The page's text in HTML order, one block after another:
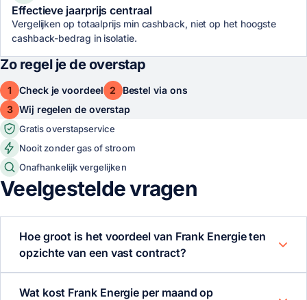
Effectieve jaarprijs centraal
Vergelijken op totaalprijs min cashback, niet op het hoogste
cashback-bedrag in isolatie.
Zo regel je de overstap
1 Check je voordeel 2
Bestel via ons
3 Wij regelen de overstap
Gratis overstapservice
Nooit zonder gas of stroom
Onafhankelijk vergelijken
Veelgestelde vragen
Hoe groot is het voordeel van Frank Energie ten
opzichte van een vast contract?
Wat kost Frank Energie per maand op